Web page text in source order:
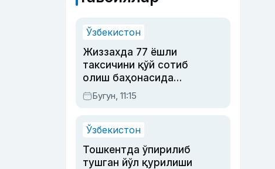
Ўзбекистон
Жиззахда 77 ёшли
таксичини қўй сотиб
олиш баҳонасида
яйловга олиб бориб
ўлдирган йигит 20
Бугун, 11:15
Ўзбекистон
Тошкентда ўпирилиб
тушган йўл қурилиши